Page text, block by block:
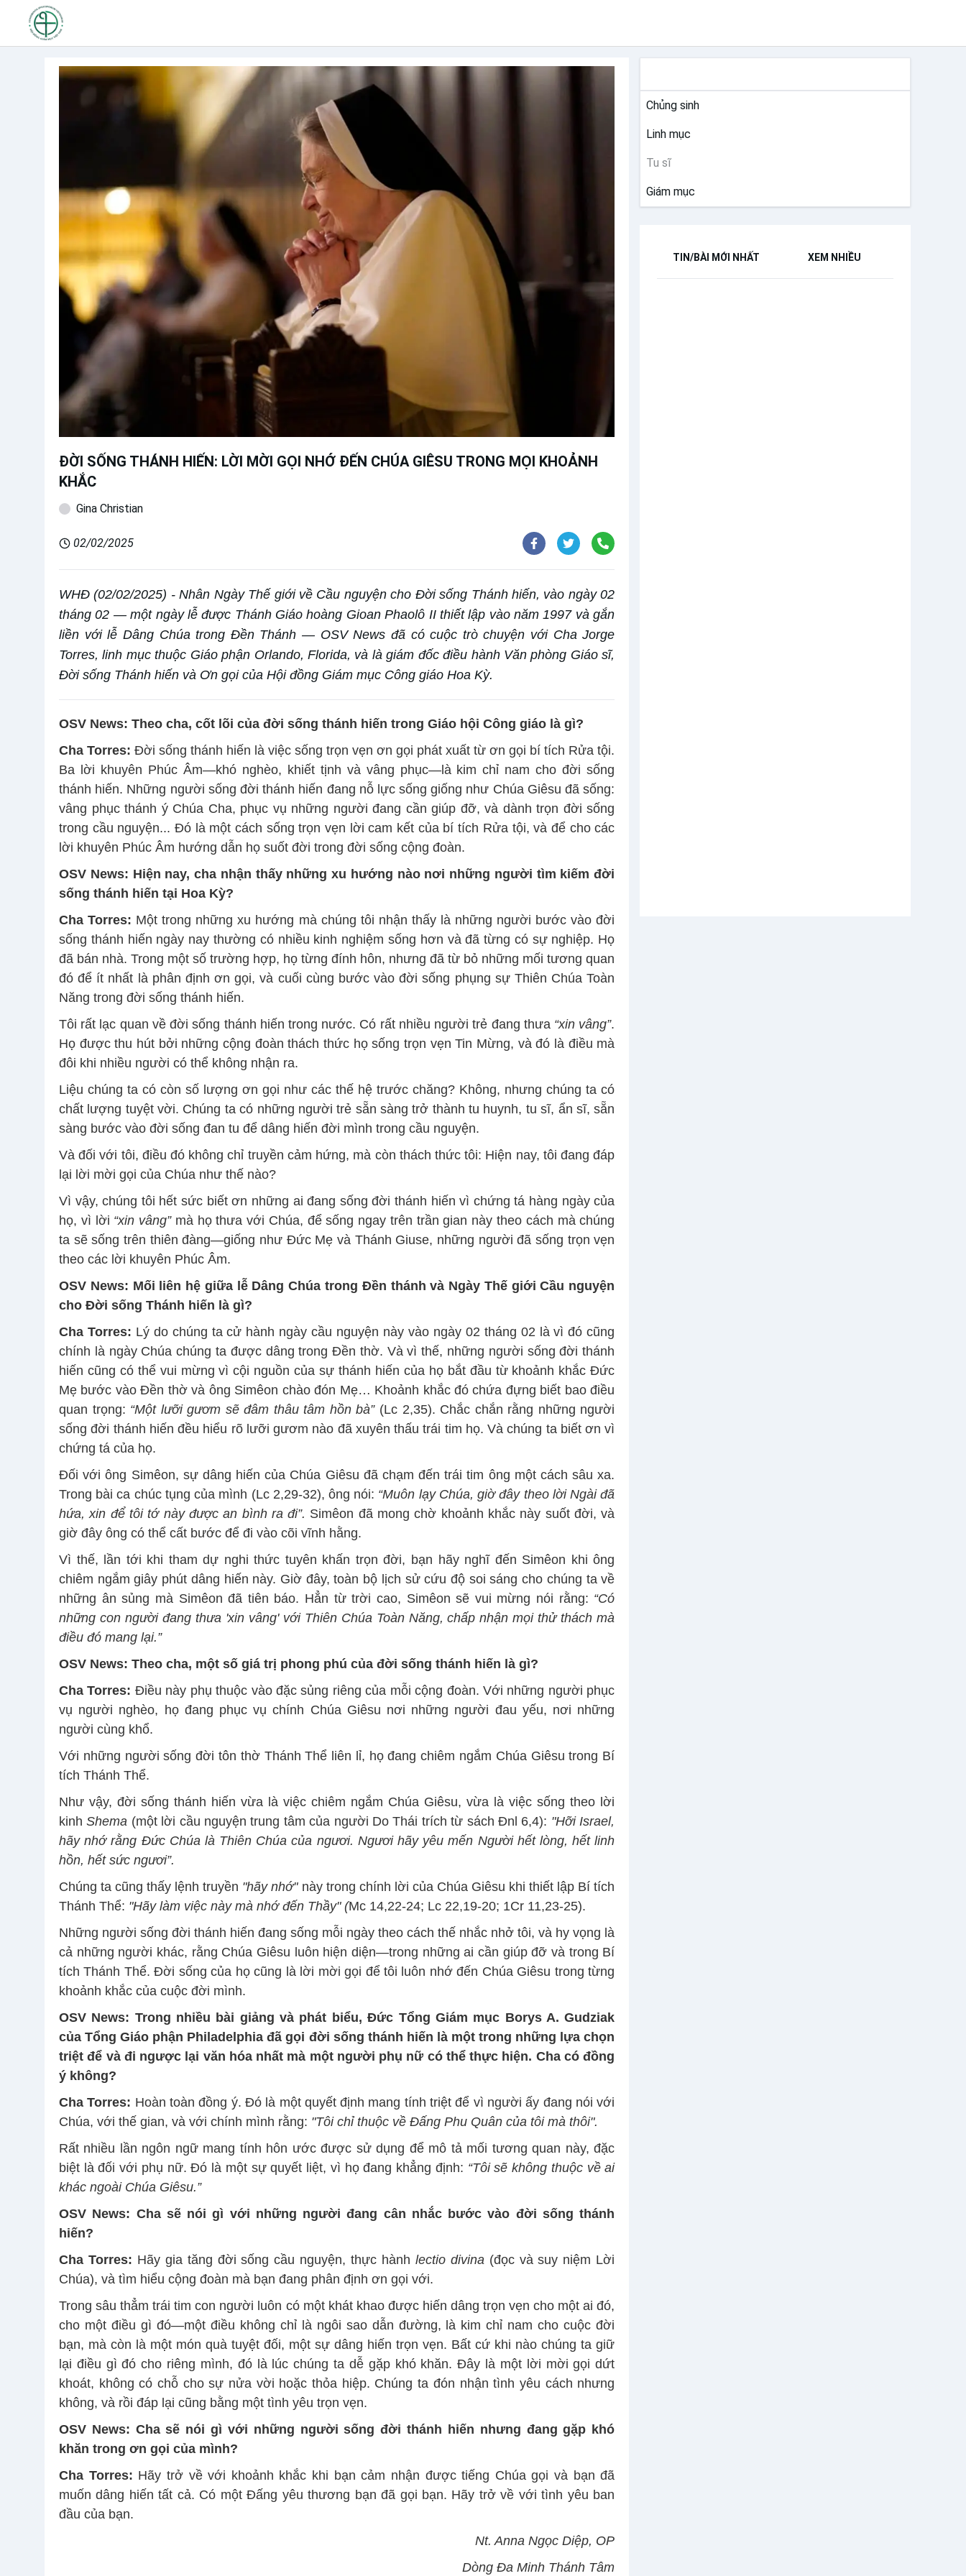
ĐỜI SỐNG THÁNH HIẾN: LỜI MỜI GỌI NHỚ ĐẾN CHÚA GIÊSU TRONG MỌI KHOẢNH
KHẮC
Gina Christian
02/02/2025
WHĐ (02/02/2025) - Nhân Ngày Thế giới về Cầu nguyện cho Đời sống Thánh hiến, vào ngày 02
tháng 02 — một ngày lễ được Thánh Giáo hoàng Gioan Phaolô II thiết lập vào năm 1997 và gắn
liền với lễ Dâng Chúa trong Đền Thánh — OSV News đã có cuộc trò chuyện với Cha Jorge
Torres, linh mục thuộc Giáo phận Orlando, Florida, và là giám đốc điều hành Văn phòng Giáo sĩ,
Đời sống Thánh hiến và Ơn gọi của Hội đồng Giám mục Công giáo Hoa Kỳ.
OSV News: Theo cha, cốt lõi của đời sống thánh hiến trong Giáo hội Công giáo là gì?
Cha Torres: Đời sống thánh hiến là việc sống trọn vẹn ơn gọi phát xuất từ ơn gọi bí tích Rửa tội.
Ba lời khuyên Phúc Âm—khó nghèo, khiết tịnh và vâng phục—là kim chỉ nam cho đời sống
thánh hiến. Những người sống đời thánh hiến đang nỗ lực sống giống như Chúa Giêsu đã sống:
vâng phục thánh ý Chúa Cha, phục vụ những người đang cần giúp đỡ, và dành trọn đời sống
trong cầu nguyện... Đó là một cách sống trọn vẹn lời cam kết của bí tích Rửa tội, và để cho các
lời khuyên Phúc Âm hướng dẫn họ suốt đời trong đời sống cộng đoàn.
OSV News: Hiện nay, cha nhận thấy những xu hướng nào nơi những người tìm kiếm đời
sống thánh hiến tại Hoa Kỳ?
Cha Torres: Một trong những xu hướng mà chúng tôi nhận thấy là những người bước vào đời
sống thánh hiến ngày nay thường có nhiều kinh nghiệm sống hơn và đã từng có sự nghiệp. Họ
đã bán nhà. Trong một số trường hợp, họ từng đính hôn, nhưng đã từ bỏ những mối tương quan
đó để ít nhất là phân định ơn gọi, và cuối cùng bước vào đời sống phụng sự Thiên Chúa Toàn
Năng trong đời sống thánh hiến.
Tôi rất lạc quan về đời sống thánh hiến trong nước. Có rất nhiều người trẻ đang thưa “xin vâng”.
Họ được thu hút bởi những cộng đoàn thách thức họ sống trọn vẹn Tin Mừng, và đó là điều mà
đôi khi nhiều người có thể không nhận ra.
Liệu chúng ta có còn số lượng ơn gọi như các thế hệ trước chăng? Không, nhưng chúng ta có
chất lượng tuyệt vời. Chúng ta có những người trẻ sẵn sàng trở thành tu huynh, tu sĩ, ẩn sĩ, sẵn
sàng bước vào đời sống đan tu để dâng hiến đời mình trong cầu nguyện.
Và đối với tôi, điều đó không chỉ truyền cảm hứng, mà còn thách thức tôi: Hiện nay, tôi đang đáp
lại lời mời gọi của Chúa như thế nào?
Vì vậy, chúng tôi hết sức biết ơn những ai đang sống đời thánh hiến vì chứng tá hàng ngày của
họ, vì lời “xin vâng”mà họ thưa với Chúa, để sống ngay trên trần gian này theo cách mà chúng
ta sẽ sống trên thiên đàng—giống như Đức Mẹ và Thánh Giuse, những người đã sống trọn vẹn
theo các lời khuyên Phúc Âm.
OSV News: Mối liên hệ giữa lễ Dâng Chúa trong Đền thánh và Ngày Thế giới Cầu nguyện
cho Đời sống Thánh hiến là gì?
Cha Torres: Lý do chúng ta cử hành ngày cầu nguyện này vào ngày 02 tháng 02 là vì đó cũng
chính là ngày Chúa chúng ta được dâng trong Đền thờ. Và vì thế, những người sống đời thánh
hiến cũng có thể vui mừng vì cội nguồn của sự thánh hiến của họ bắt đầu từ khoảnh khắc Đức
Mẹ bước vào Đền thờ và ông Simêon chào đón Mẹ… Khoảnh khắc đó chứa đựng biết bao điều
quan trọng: “Một lưỡi gươm sẽ đâm thâu tâm hồn bà”(Lc 2,35). Chắc chắn rằng những người
sống đời thánh hiến đều hiểu rõ lưỡi gươm nào đã xuyên thấu trái tim họ. Và chúng ta biết ơn vì
chứng tá của họ.
Đối với ông Simêon, sự dâng hiến của Chúa Giêsu đã chạm đến trái tim ông một cách sâu xa.
Trong bài ca chúc tụng của mình (Lc 2,29-32), ông nói: “Muôn lạy Chúa, giờ đây theo lời Ngài đã
hứa, xin để tôi tớ này được an bình ra đi”. Simêon đã mong chờ khoảnh khắc này suốt đời, và
giờ đây ông có thể cất bước để đi vào cõi vĩnh hằng.
Vì thế, lần tới khi tham dự nghi thức tuyên khấn trọn đời, bạn hãy nghĩ đến Simêon khi ông
chiêm ngắm giây phút dâng hiến này. Giờ đây, toàn bộ lịch sử cứu độ soi sáng cho chúng ta về
những ân sủng mà Simêon đã tiên báo. Hẳn từ trời cao, Simêon sẽ vui mừng nói rằng: “Có
những con người đang thưa 'xin vâng' với Thiên Chúa Toàn Năng, chấp nhận mọi thử thách mà
điều đó mang lại.”
OSV News: Theo cha, một số giá trị phong phú của đời sống thánh hiến là gì?
Cha Torres: Điều này phụ thuộc vào đặc sủng riêng của mỗi cộng đoàn. Với những người phục
vụ người nghèo, họ đang phục vụ chính Chúa Giêsu nơi những người đau yếu, nơi những
người cùng khổ.
Với những người sống đời tôn thờ Thánh Thể liên lỉ, họ đang chiêm ngắm Chúa Giêsu trong Bí
tích Thánh Thể.
Như vậy, đời sống thánh hiến vừa là việc chiêm ngắm Chúa Giêsu, vừa là việc sống theo lời
kinhShema (một lời cầu nguyện trung tâm của người Do Thái trích từ sách Đnl 6,4): "Hỡi Israel,
hãy nhớ rằng Đức Chúa là Thiên Chúa của ngươi. Ngươi hãy yêu mến Người hết lòng, hết linh
hồn, hết sức ngươi”.
Chúng ta cũng thấy lệnh truyền "hãy nhớ"này trong chính lời của Chúa Giêsu khi thiết lập Bí tích
Thánh Thể: "Hãy làm việc này mà nhớ đến Thầy" (Mc 14,22-24; Lc 22,19-20; 1Cr 11,23-25).
Những người sống đời thánh hiến đang sống mỗi ngày theo cách thế nhắc nhở tôi, và hy vọng là
cả những người khác, rằng Chúa Giêsu luôn hiện diện—trong những ai cần giúp đỡ và trong Bí
tích Thánh Thể. Đời sống của họ cũng là lời mời gọi để tôi luôn nhớ đến Chúa Giêsu trong từng
khoảnh khắc của cuộc đời mình.
OSV News: Trong nhiều bài giảng và phát biểu, Đức Tổng Giám mục Borys A. Gudziak
của Tổng Giáo phận Philadelphia đã gọi đời sống thánh hiến là một trong những lựa chọn
triệt để và đi ngược lại văn hóa nhất mà một người phụ nữ có thể thực hiện. Cha có đồng
ý không?
Cha Torres: Hoàn toàn đồng ý. Đó là một quyết định mang tính triệt để vì người ấy đang nói với
Chúa, với thế gian, và với chính mình rằng: "Tôi chỉ thuộc về Đấng Phu Quân của tôi mà thôi".
Rất nhiều lần ngôn ngữ mang tính hôn ước được sử dụng để mô tả mối tương quan này, đặc
biệt là đối với phụ nữ. Đó là một sự quyết liệt, vì họ đang khẳng định: “Tôi sẽ không thuộc về ai
khác ngoài Chúa Giêsu.”
OSV News: Cha sẽ nói gì với những người đang cân nhắc bước vào đời sống thánh
hiến?
Cha Torres: Hãy gia tăng đời sống cầu nguyện, thực hành lectio divina (đọc và suy niệm Lời
Chúa), và tìm hiểu cộng đoàn mà bạn đang phân định ơn gọi với.
Trong sâu thẳm trái tim con người luôn có một khát khao được hiến dâng trọn vẹn cho một ai đó,
cho một điều gì đó—một điều không chỉ là ngôi sao dẫn đường, là kim chỉ nam cho cuộc đời
bạn, mà còn là một món quà tuyệt đối, một sự dâng hiến trọn vẹn. Bất cứ khi nào chúng ta giữ
lại điều gì đó cho riêng mình, đó là lúc chúng ta dễ gặp khó khăn. Đây là một lời mời gọi dứt
khoát, không có chỗ cho sự nửa vời hoặc thỏa hiệp. Chúng ta đón nhận tình yêu cách nhưng
không, và rồi đáp lại cũng bằng một tình yêu trọn vẹn.
OSV News: Cha sẽ nói gì với những người sống đời thánh hiến nhưng đang gặp khó
khăn trong ơn gọi của mình?
Cha Torres: Hãy trở về với khoảnh khắc khi bạn cảm nhận được tiếng Chúa gọi và bạn đã
muốn dâng hiến tất cả. Có một Đấng yêu thương bạn đã gọi bạn. Hãy trở về với tình yêu ban
đầu của bạn.
Nt. Anna Ngọc Diệp, OP
Dòng Đa Minh Thánh Tâm
Chủng sinh
Linh mục
Tu sĩ
Giám mục
TIN/BÀI MỚI NHẤT XEM NHIỀU